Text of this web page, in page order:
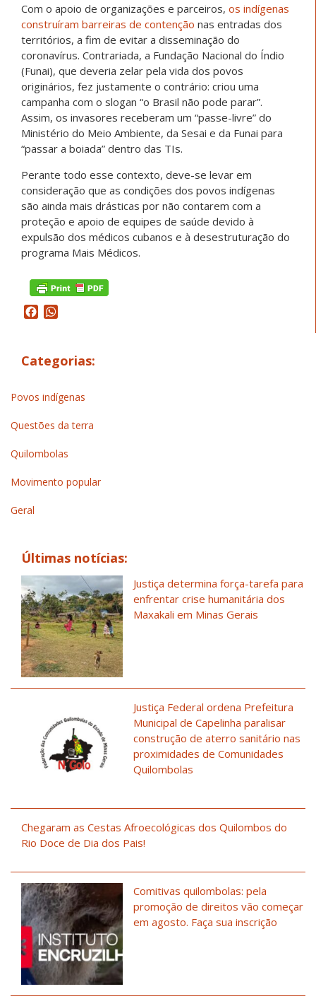
Com o apoio de organizações e parceiros, os indígenas
construíram barreiras de contenção nas entradas dos
territórios, a fim de evitar a disseminação do
coronavírus. Contrariada, a Fundação Nacional do Índio
(Funai), que deveria zelar pela vida dos povos
originários, fez justamente o contrário: criou uma
campanha com o slogan “o Brasil não pode parar”.
Assim, os invasores receberam um “passe-livre” do
Ministério do Meio Ambiente, da Sesai e da Funai para
“passar a boiada” dentro das TIs.
Perante todo esse contexto, deve-se levar em
consideração que as condições dos povos indígenas
são ainda mais drásticas por não contarem com a
proteção e apoio de equipes de saúde devido à
expulsão dos médicos cubanos e à desestruturação do
programa Mais Médicos.
Facebook
Categorias:
Povos indígenas
Questões da terra
Quilombolas
Movimento popular
Geral
Últimas notícias:
Justiça determina força-tarefa para
enfrentar crise humanitária dos
Maxakali em Minas Gerais
Justiça Federal ordena Prefeitura
Municipal de Capelinha paralisar
construção de aterro sanitário nas
proximidades de Comunidades
Quilombolas
Chegaram as Cestas Afroecológicas dos Quilombos do
Rio Doce de Dia dos Pais!
Comitivas quilombolas: pela
promoção de direitos vão começar
em agosto. Faça sua inscrição